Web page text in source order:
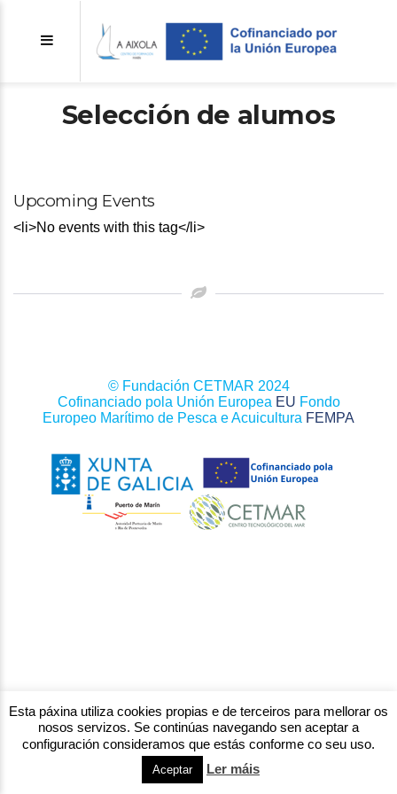
Selección de alumos
Upcoming Events
<li>No events with this tag</li>
© Fundación CETMAR 2024
Cofinanciado pola Unión Europea EU Fondo
Europeo Marítimo de Pesca e Acuicultura FEMPA
Esta páxina utiliza cookies propias e de terceiros para mellorar os
nosos servizos. Se continúas navegando sen aceptar a
configuración consideramos que estás conforme co seu uso.
Aceptar Ler máis